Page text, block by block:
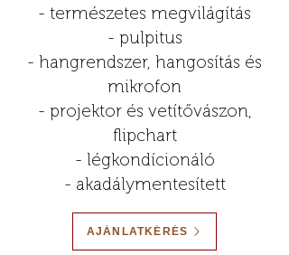
- természetes megvilágítás
- pulpitus
- hangrendszer, hangosítás és
mikrofon
- projektor és vetítővászon,
flipchart
- légkondícionáló
- akadálymentesített
AJÁNLATKÉRÉS